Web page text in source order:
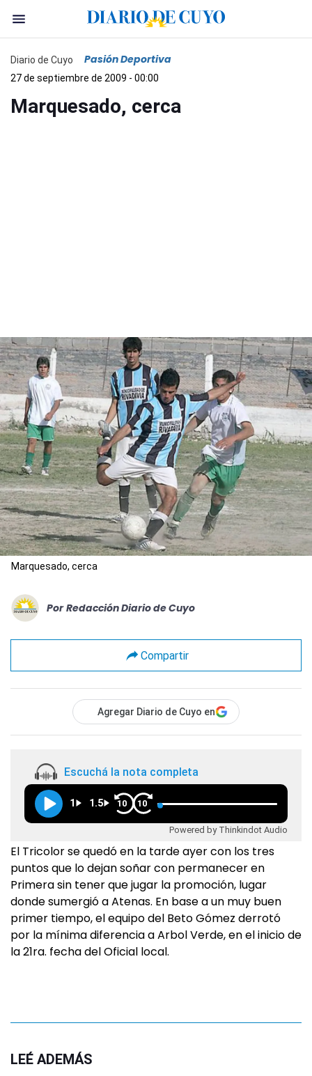
Diario de Cuyo Pasión Deportiva
27 de septiembre de 2009 - 00:00
Marquesado, cerca
Marquesado, cerca
Por Redacción Diario de Cuyo
Compartir
Agregar Diario de Cuyo en
Escuchá la nota completa
1 1.5 10 10
Powered by Thinkindot Audio
El Tricolor se quedó en la tarde ayer con los tres
puntos que lo dejan soñar con permanecer en
Primera sin tener que jugar la promoción, lugar
donde sumergió a Atenas. En base a un muy buen
primer tiempo, el equipo del Beto Gómez derrotó
por la mínima diferencia a Arbol Verde, en el inicio de
la 21ra. fecha del Oficial local.
LEÉ ADEMÁS